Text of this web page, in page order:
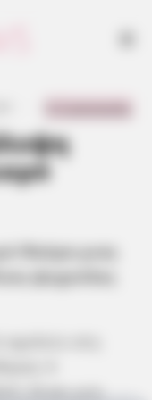
θαύμα μιας
Είναι μια